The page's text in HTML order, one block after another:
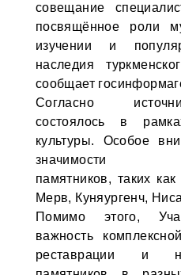
совещание
посвящённое роли
изучении и
наследия
сообщает
Согласно
состоялось в
культуры. Особое
значимости
памятников, таких
Мерв, Куняургенч,
Помимо этого,
важность
реставрации и